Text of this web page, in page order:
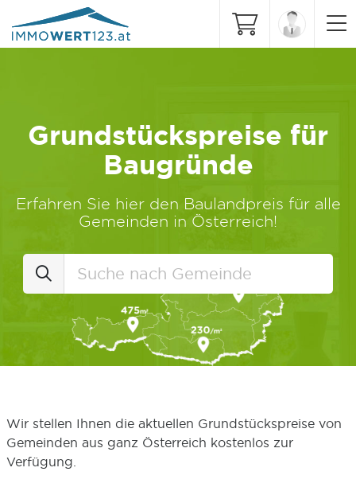
Grundstückspreise für
Baugründe
Erfahren Sie hier den Baulandpreis für alle
Gemeinden in Österreich!
Wir stellen Ihnen die aktuellen Grundstückspreise von
Gemeinden aus ganz Österreich kostenlos zur
Verfügung.